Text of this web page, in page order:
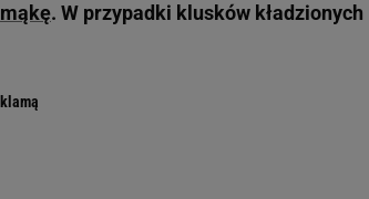
mąkę. W przypadki klusków kładzionych